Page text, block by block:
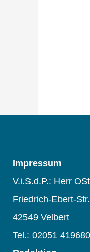
Impressum
V.i.S.d.P.: Herr
Friedrich-Ebert-
42549 Velbert
Tel.: 02051 419680